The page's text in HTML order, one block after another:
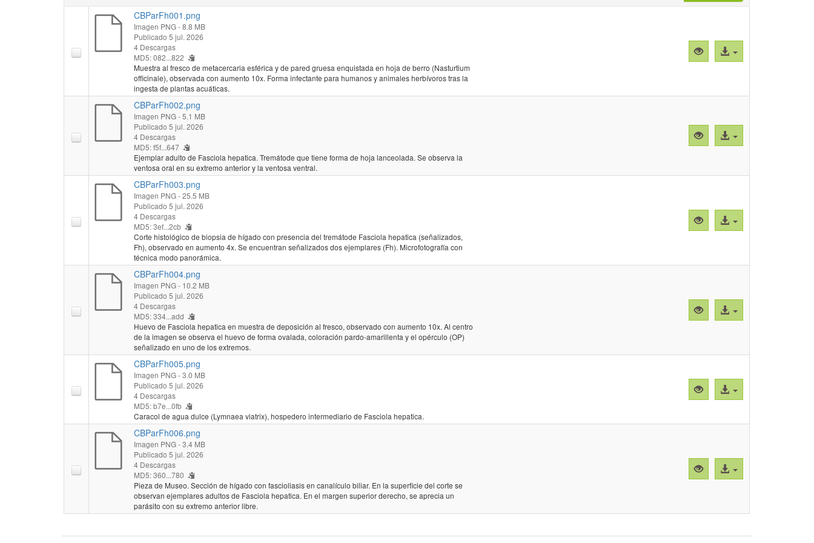
CBParFh001.png
Imagen PNG- 8.8 MB
Publicado 5 jul. 2026
4 Descargas
MD5: 082...822
Muestra al fresco de metacercaria esférica y de pared gruesa enquistada en hoja de berro (Nasturtium
officinale), observada con aumento 10x. Forma infectante para humanos y animales herbívoros tras la
ingesta de plantas acuáticas.
Vista
previa
Acceso
al
CBParFh002.png
Imagen PNG- 5.1 MB
Publicado 5 jul. 2026
4 Descargas
MD5: f5f...647
Ejemplar adulto de Fasciola hepatica. Tremátode que tiene forma de hoja lanceolada. Se observa la
ventosa oral en su extremo anterior y la ventosa ventral.
Vista
previa
Acceso
al
CBParFh003.png
Imagen PNG- 25.5 MB
Publicado 5 jul. 2026
4 Descargas
MD5: 3ef...2cb
Corte histológico de biopsia de hígado con presencia del tremátode Fasciola hepatica (señalizados,
Fh), observado en aumento 4x. Se encuentran señalizados dos ejemplares (Fh). Microfotografía con
técnica modo panorámica.
Vista
previa
Acceso
al
CBParFh004.png
Imagen PNG- 10.2 MB
Publicado 5 jul. 2026
4 Descargas
MD5: 334...add
Huevo de Fasciola hepatica en muestra de deposición al fresco, observado con aumento 10x. Al centro
de la imagen se observa el huevo de forma ovalada, coloración pardo-amarillenta y el opérculo (OP)
señalizado en uno de los extremos.
Vista
previa
Acceso
al
CBParFh005.png
Imagen PNG- 3.0 MB
Publicado 5 jul. 2026
4 Descargas
MD5: b7e...0fb
Caracol de agua dulce (Lymnaea viatrix), hospedero intermediario de Fasciola hepatica.
Vista
previa
Acceso
al
CBParFh006.png
Imagen PNG- 3.4 MB
Publicado 5 jul. 2026
4 Descargas
MD5: 360...780
Pieza de Museo. Sección de hígado con fascioliasis en canalículo biliar. En la superficie del corte se
observan ejemplares adultos de Fasciola hepatica. En el margen superior derecho, se aprecia un
parásito con su extremo anterior libre.
Vista
previa
Acceso
al